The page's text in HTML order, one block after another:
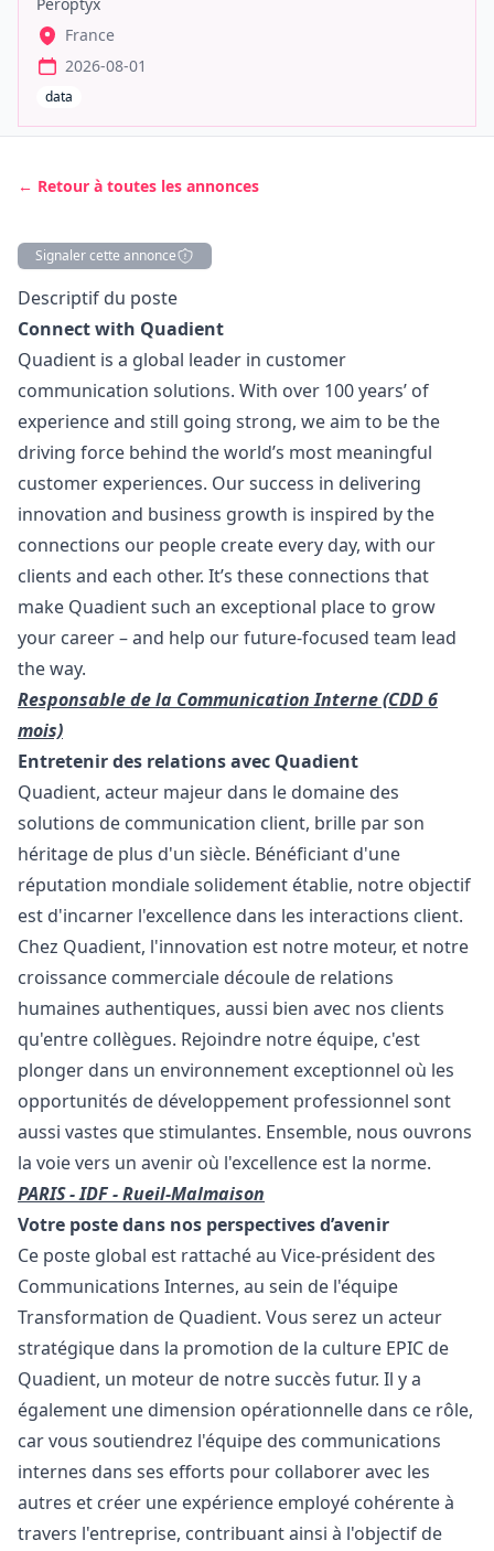
France
2026-08-01
data
← Retour à toutes les annonces
Signaler cette annonce
Description
Descriptif du poste
Connect with Quadient
Quadient is a global leader in customer
communication solutions. With over 100 years’ of
experience and still going strong, we aim to be the
driving force behind the world’s most meaningful
customer experiences. Our success in delivering
innovation and business growth is inspired by the
connections our people create every day, with our
clients and each other. It’s these connections that
make Quadient such an exceptional place to grow
your career – and help our future-focused team lead
the way.
Responsable de la Communication Interne (CDD 6
mois)
Entretenir des relations avec Quadient
Quadient, acteur majeur dans le domaine des
solutions de communication client, brille par son
héritage de plus d'un siècle. Bénéficiant d'une
réputation mondiale solidement établie, notre objectif
est d'incarner l'excellence dans les interactions client.
Chez Quadient, l'innovation est notre moteur, et notre
croissance commerciale découle de relations
humaines authentiques, aussi bien avec nos clients
qu'entre collègues. Rejoindre notre équipe, c'est
plonger dans un environnement exceptionnel où les
opportunités de développement professionnel sont
aussi vastes que stimulantes. Ensemble, nous ouvrons
la voie vers un avenir où l'excellence est la norme.
PARIS - IDF - Rueil-Malmaison
Votre poste dans nos perspectives d’avenir
Ce poste global est rattaché au Vice-président des
Communications Internes, au sein de l'équipe
Transformation de Quadient. Vous serez un acteur
stratégique dans la promotion de la culture EPIC de
Quadient, un moteur de notre succès futur. Il y a
également une dimension opérationnelle dans ce rôle,
car vous soutiendrez l'équipe des communications
internes dans ses efforts pour collaborer avec les
autres et créer une expérience employé cohérente à
travers l'entreprise, contribuant ainsi à l'objectif de